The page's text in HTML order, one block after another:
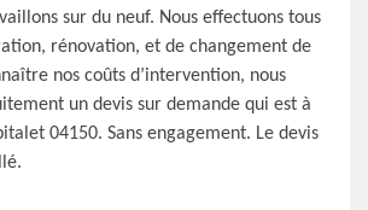
sur du neuf. Nous effectuons tous
rénovation, et de changement de
nos coûts d’intervention, nous
un devis sur demande qui est à
04150. Sans engagement. Le devis